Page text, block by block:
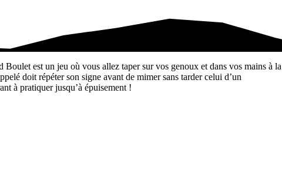
est un jeu où vous allez taper sur vos genoux et dans vos mains à la
doit répéter son signe avant de mimer sans tarder celui d’un
à pratiquer jusqu’à épuisement !